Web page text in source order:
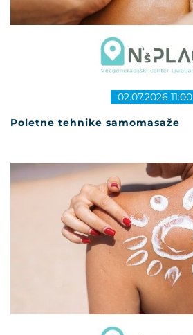
Poletne tehnike samomasaže
02.07.2026 11:00